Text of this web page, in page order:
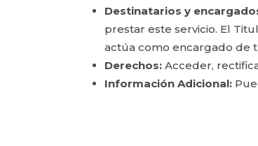
Destinatarios y
prestar este servicio. El
actúa como encargado de
Derechos: Acceder,
Información Adicional: